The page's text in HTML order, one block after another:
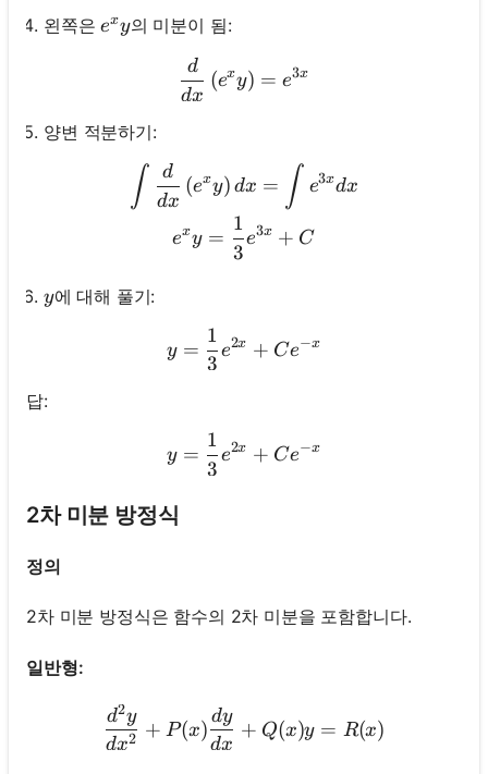
왼쪽은e^x y
exy의 미분이 됨:
\frac{d}{d x}\left(e^x
dx
d
(exy) = e3x
양변 적분하기:
\begin{gathered} \int
∫ dx
d
(exy) dx = ∫ e3xdx
exy =
3
1
e3x + C
y
y에 대해 풀기:
y=\frac{1}{3} e^{2 x}+C
y =
3
1
e2x + Ce−x
답:
y=\frac{1}{3} e^{2 x}+C
y =
3
1
e2x + Ce−x
2차 미분 방정식
정의
2차 미분 방정식은 함수의 2차 미분을 포함합니다.
일반형:
\frac{d^2 y}{d
dx2
d2y
+ P(x)
dx
dy
+ Q(x)y = R(x)